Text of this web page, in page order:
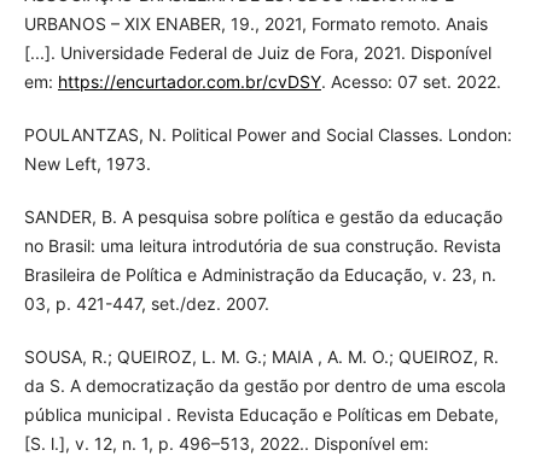
URBANOS – XIX ENABER, 19., 2021, Formato remoto. Anais
[...]. Universidade Federal de Juiz de Fora, 2021. Disponível
em: https://encurtador.com.br/cvDSY. Acesso: 07 set. 2022.
POULANTZAS, N. Political Power and Social Classes. London:
New Left, 1973.
SANDER, B. A pesquisa sobre política e gestão da educação
no Brasil: uma leitura introdutória de sua construção. Revista
Brasileira de Política e Administração da Educação, v. 23, n.
03, p. 421-447, set./dez. 2007.
SOUSA, R.; QUEIROZ, L. M. G.; MAIA , A. M. O.; QUEIROZ, R.
da S. A democratização da gestão por dentro de uma escola
pública municipal . Revista Educação e Políticas em Debate,
[S. l.], v. 12, n. 1, p. 496–513, 2022.. Disponível em: